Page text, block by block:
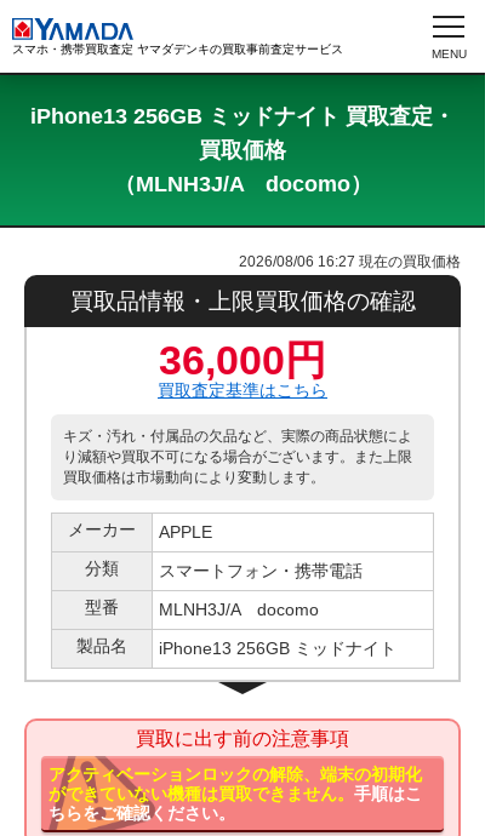
スマホ・携帯買取査定 ヤマダデンキの買取事前査定サービス
iPhone13 256GB ミッドナイト 買取査定・
買取価格
（MLNH3J/A docomo）
2026/08/06 16:27 現在の買取価格
買取品情報・上限買取価格の確認
36,000円
買取査定基準はこちら
キズ・汚れ・付属品の欠品など、実際の商品状態によ
り減額や買取不可になる場合がございます。また上限
買取価格は市場動向により変動します。
メーカー
APPLE
分類
スマートフォン・携帯電話
型番
MLNH3J/A docomo
製品名
iPhone13 256GB ミッドナイト
買取に出す前の注意事項
アクティベーションロックの解除、端末の初期化
ができていない機種は買取できません。手順はこ
ちらをご確認ください。